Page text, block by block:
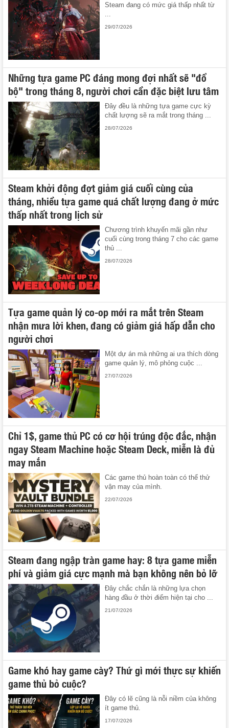
Steam đang có mức giá thấp nhất từ
29/07/2026
Những tựa game PC đáng mong đợi nhất sẽ "đổ
bộ" trong tháng 8, người chơi cần đặc biệt lưu tâm
Đây đều là những tựa game cực kỳ
chất lượng sẽ ra mắt trong tháng ...
28/07/2026
Steam khởi động đợt giảm giá cuối cùng của
tháng, nhiều tựa game quá chất lượng đang ở mức
thấp nhất trong lịch sử
Chương trình khuyến mãi gần như
cuối cùng trong tháng 7 cho các game
thủ ...
28/07/2026
Tựa game quản lý co-op mới ra mắt trên Steam
nhận mưa lời khen, đang có giảm giá hấp dẫn cho
người chơi
Một dự án mà những ai ưa thích dòng
game quản lý, mô phỏng cuộc ...
27/07/2026
Chỉ 1$, game thủ PC có cơ hội trúng độc đắc, nhận
ngay Steam Machine hoặc Steam Deck, miễn là đủ
may mắn
Các game thủ hoàn toàn có thể thử
vận may của mình.
22/07/2026
Steam đang ngập tràn game hay: 8 tựa game miễn
phí và giảm giá cực mạnh mà bạn không nên bỏ lỡ
Đây chắc chắn là những lựa chọn
hàng đầu ở thời điểm hiện tại cho ...
21/07/2026
Game khó hay game cày? Thứ gì mới thực sự khiến
game thủ bỏ cuộc?
Đây có lẽ cũng là nỗi niềm của không
ít game thủ.
17/07/2026